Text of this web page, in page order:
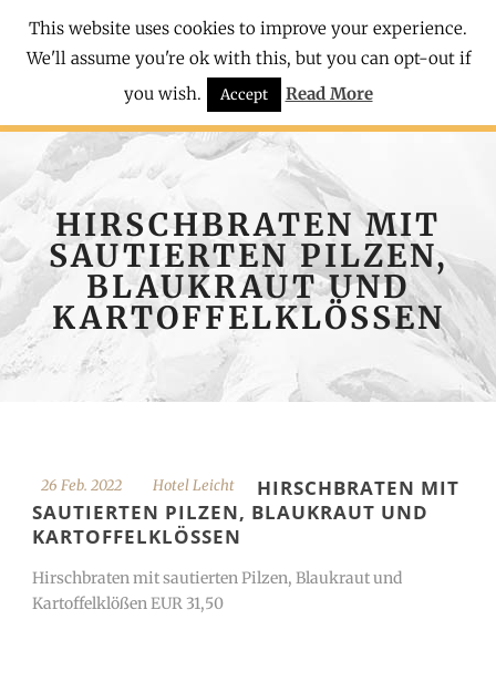
HIRSCHBRATEN MIT
SAUTIERTEN PILZEN,
BLAUKRAUT UND
KARTOFFELKLÖSSEN
26 Feb. 2022 Hotel Leicht
HIRSCHBRATEN MIT
SAUTIERTEN PILZEN, BLAUKRAUT UND
KARTOFFELKLÖSSEN
Hirschbraten mit sautierten Pilzen, Blaukraut und
Kartoffelklößen EUR 31,50
This website uses cookies to improve your experience.
We'll assume you're ok with this, but you can opt-out if
you wish.
Accept Read More